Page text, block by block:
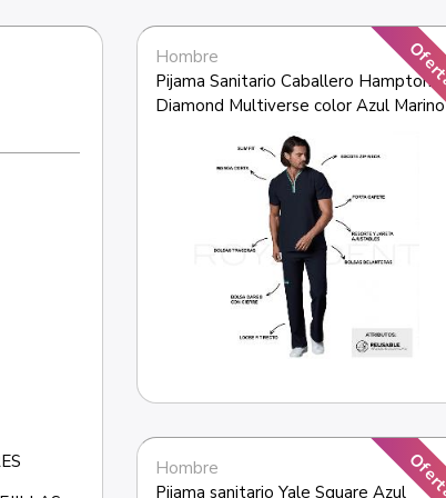
Hombre
Pijama Sanitario Caballero Hamptons
Diamond Multiverse color Azul Marino
Hombre
Pijama sanitario Yale Square Azul